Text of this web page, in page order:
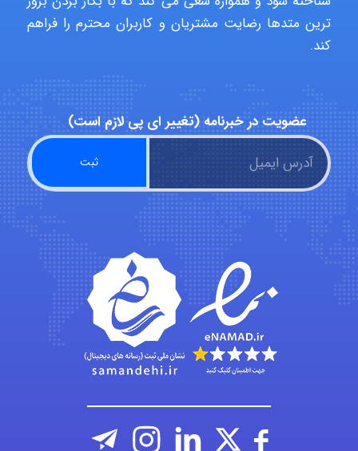
ترین متدها رضایت مشتریان و کاربران محترم را فراهم
کند.
عضویت در خبرنامه (تغییر ای پی لازم است)